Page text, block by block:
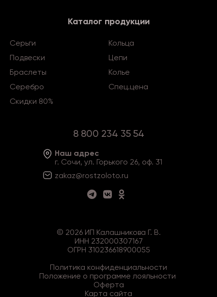
Каталог продукции
Серьги
Кольца
Подвески
Цепи
Браслеты
Колье
Серебро
Спец.цена
Скидки 80%
8 800 234 35 54
Наш адрес
г. Сочи, ул. Горького 26, оф. 31
zakaz@rostzoloto.ru
© 2026ИП Калашникова Г. В.
ИНН 232000307167
ОГРН 310236618900055
Политика конфиденциальности
Положение о программе лояльности
Оферта
Карта сайта